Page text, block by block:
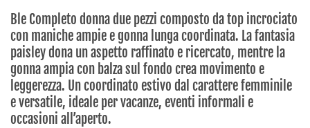
Ble Completo donna due pezzi composto da top incrociato
con maniche ampie e gonna lunga coordinata. La fantasia
paisley dona un aspetto raffinato e ricercato, mentre la
gonna ampia con balza sul fondo crea movimento e
leggerezza. Un coordinato estivo dal carattere femminile
e versatile, ideale per vacanze, eventi informali e
occasioni all’aperto.